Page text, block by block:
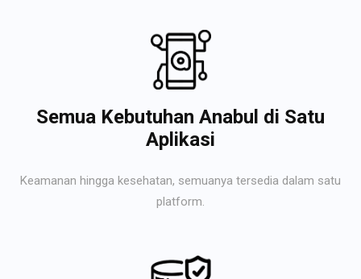
Semua Kebutuhan Anabul di Satu
Aplikasi
Keamanan hingga kesehatan, semuanya tersedia dalam satu
platform.